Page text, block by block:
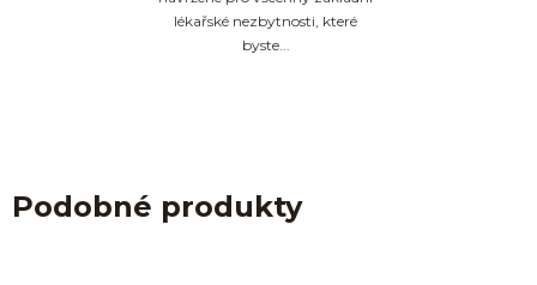
lékařské nezbytnosti, které
byste...
Podobné produkty